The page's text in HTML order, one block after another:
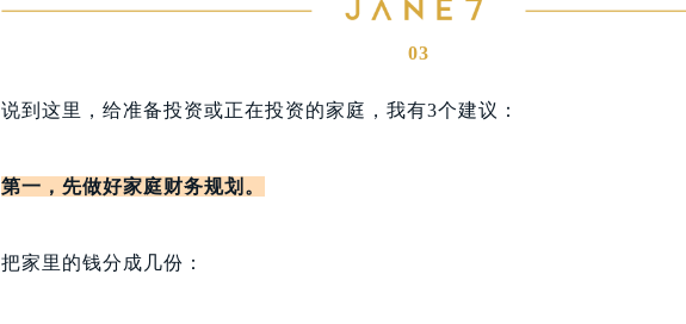
03
说到这里，给准备投资或正在投资的家庭，我有3个建议：
第一，先做好家庭财务规划。
把家里的钱分成几份：